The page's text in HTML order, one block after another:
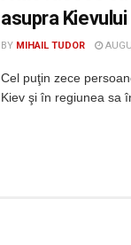
asupra Kievului
BY MIHAIL TUDOR
Cel puţin zece
Kiev şi în regiunea sa